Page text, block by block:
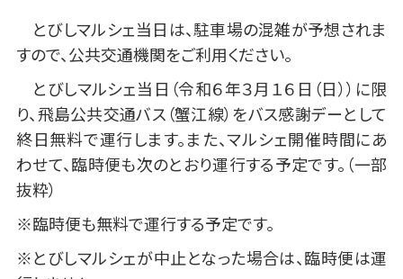
とびしマルシェ当日は、駐車場の混雑が予想されま
すので、公共交通機関をご利用ください。
とびしマルシェ当日（令和６年３月１６日（日））に限
り、飛島公共交通バス（蟹江線）をバス感謝デーとして
終日無料で運行します。また、マルシェ開催時間にあ
わせて、臨時便も次のとおり運行する予定です。（一部
抜粋）
※臨時便も無料で運行する予定です。
※とびしマルシェが中止となった場合は、臨時便は運